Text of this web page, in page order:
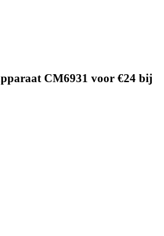
CM6931 voor €24 bij